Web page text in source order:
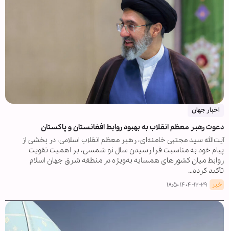
اخبار جهان
دعوت رهبر معظم انقلاب به بهبود روابط افغانستان و پاکستان
آیت‌الله سید مجتبی خامنه‌ای، رهبر معظم انقلاب اسلامی، در بخشی از
پیام خود به مناسبت فرا رسیدن سال نو شمسی، بر اهمیت تقویت
روابط میان کشورهای همسایه به‌ویژه در منطقه شرق جهان اسلام
تأکید کرده…
خبر ۱۴۰۴-۱۲-۲۹ ۱۸:۵۰